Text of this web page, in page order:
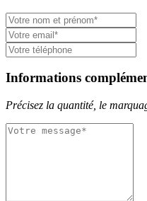
Informations
Précisez la quantité, le